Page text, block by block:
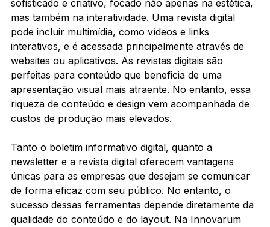
sofisticado e criativo, focado não apenas na estética,
mas também na interatividade. Uma revista digital
pode incluir multimídia, como vídeos e links
interativos, e é acessada principalmente através de
websites ou aplicativos. As revistas digitais são
perfeitas para conteúdo que beneficia de uma
apresentação visual mais atraente. No entanto, essa
riqueza de conteúdo e design vem acompanhada de
custos de produção mais elevados.
Tanto o boletim informativo digital, quanto a
newsletter e a revista digital oferecem vantagens
únicas para as empresas que desejam se comunicar
de forma eficaz com seu público. No entanto, o
sucesso dessas ferramentas depende diretamente da
qualidade do conteúdo e do layout. Na Innovarum